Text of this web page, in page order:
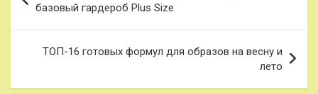
по
записям
базовый гардероб Plus Size
ТОП-16 готовых формул для образов на весну и
лето